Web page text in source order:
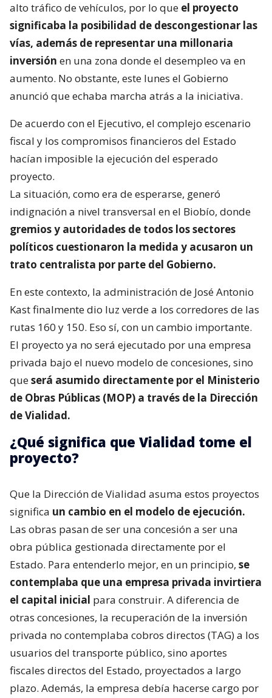
alto tráfico de vehículos, por lo que el proyecto
significaba la posibilidad de descongestionar las
vías, además de representar una millonaria
inversión en una zona donde el desempleo va en
aumento. No obstante, este lunes el Gobierno
anunció que echaba marcha atrás a la iniciativa.
De acuerdo con el Ejecutivo, el complejo escenario
fiscal y los compromisos financieros del Estado
hacían imposible la ejecución del esperado
proyecto.
La situación, como era de esperarse, generó
indignación a nivel transversal en el Biobío, donde
gremios y autoridades de todos los sectores
políticos cuestionaron la medida y acusaron un
trato centralista por parte del Gobierno.
En este contexto, la administración de José Antonio
Kast finalmente dio luz verde a los corredores de las
rutas 160 y 150. Eso sí, con un cambio importante.
El proyecto ya no será ejecutado por una empresa
privada bajo el nuevo modelo de concesiones, sino
queserá asumido directamente por el Ministerio
de Obras Públicas (MOP) a través de la Dirección
de Vialidad.
¿Qué significa que Vialidad tome el
proyecto?
Que la Dirección de Vialidad asuma estos proyectos
significa un cambio en el modelo de ejecución.
Las obras pasan de ser una concesión a ser una
obra pública gestionada directamente por el
Estado. Para entenderlo mejor, en un principio, se
contemplaba que una empresa privada invirtiera
el capital inicial para construir. A diferencia de
otras concesiones, la recuperación de la inversión
privada no contemplaba cobros directos (TAG) a los
usuarios del transporte público, sino aportes
fiscales directos del Estado, proyectados a largo
plazo. Además, la empresa debía hacerse cargo por